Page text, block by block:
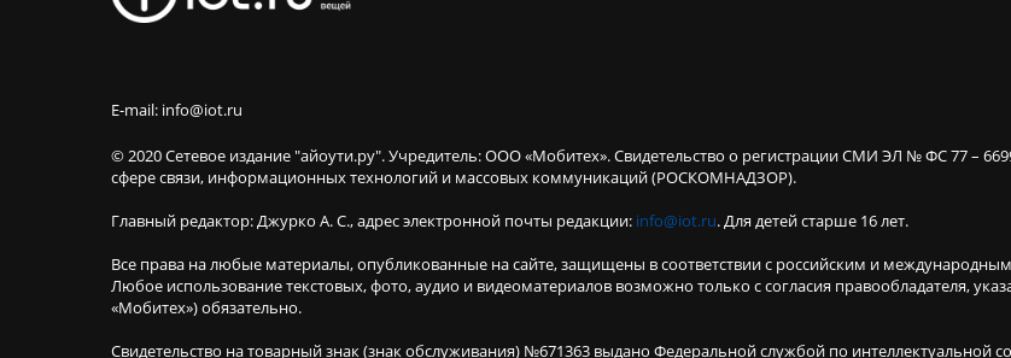
E-mail: info@iot.ru
© 2020 Сетевое издание "айоути.ру". Учредитель: ООО «Мобитех». Свидетельство о регистрации СМИ ЭЛ № ФС 77 –
сфере связи, информационных технологий и массовых коммуникаций (РОСКОМНАДЗОР).
Главный редактор: Джурко А. С., адрес электронной почты редакции: info@iot.ru. Для детей старше 16 лет.
Все права на любые материалы, опубликованные на сайте, защищены в соответствии с российским и
Любое использование текстовых, фото, аудио и видеоматериалов возможно только с согласия правообладателя,
«Мобитех») обязательно.
Свидетельство на товарный знак (знак обслуживания) №671363 выдано Федеральной службой по интеллектуальной